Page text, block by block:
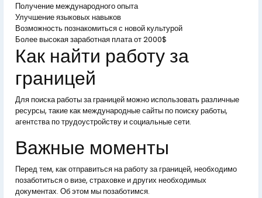
Получение международного опыта
Улучшение языковых навыков
Возможность познакомиться с новой культурой
Более высокая заработная плата от 2000$
Как найти работу за
границей
Для поиска работы за границей можно использовать различные
ресурсы, такие как международные сайты по поиску работы,
агентства по трудоустройству и социальные сети.
Важные моменты
Перед тем, как отправиться на работу за границей, необходимо
позаботиться о визе, страховке и других необходимых
документах. Об этом мы позаботимся.